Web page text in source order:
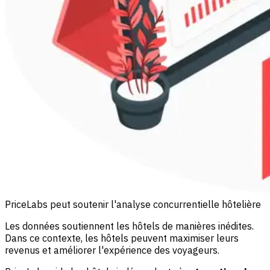
PriceLabs peut soutenir l'analyse concurrentielle hôtelière
Les données soutiennent les hôtels de manières inédites.
Dans ce contexte, les hôtels peuvent maximiser leurs
revenus et améliorer l'expérience des voyageurs.